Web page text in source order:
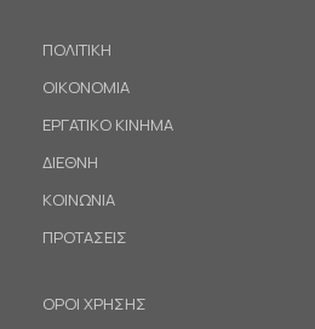
ΠΟΛΙΤΙΚΗ
ΟΙΚΟΝΟΜΙΑ
ΕΡΓΑΤΙΚΟ ΚΙΝΗΜΑ
ΔΙΕΘΝΗ
ΚΟΙΝΩΝΙΑ
ΠΡΟΤΑΣΕΙΣ
ΟΡΟΙ ΧΡΗΣΗΣ